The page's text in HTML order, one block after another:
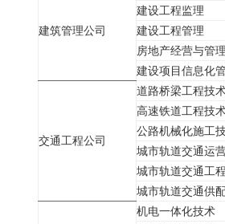
建筑管理公司
建设工程监理
建设工程管理
房地产经营与管理
建设项目信息化
交通工程公司
道路桥梁工程技
高速铁道工程技
公路机械化施工
城市轨道交通运
城市轨道交通工
城市轨道交通供
机电一体化技术